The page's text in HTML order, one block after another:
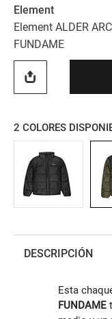
Element
Element ALDER
FUNDAME
2 COLORES
DESCRIPCIÓN
Esta
FUNDAME